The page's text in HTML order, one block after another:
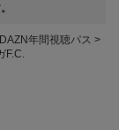
DAZN年間視聴パス
F.C.